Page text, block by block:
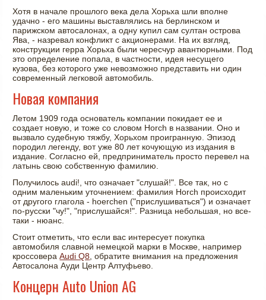
Хотя в начале прошлого века дела Хорьха шли вполне
удачно - его машины выставлялись на берлинском и
парижском автосалонах, а одну купил сам султан острова
Ява, - назревал конфликт с акционерами. На их взгляд,
конструкции герра Хорьха были чересчур авантюрными. Под
это определение попала, в частности, идея несущего
кузова, без которого уже невозможно представить ни один
современный легковой автомобиль.
Новая компания
Летом 1909 года основатель компании покидает ее и
создает новую, и тоже со словом Horch в названии. Оно и
вызвало судебную тяжбу, Хорьхом проигранную. Эпизод
породил легенду, вот уже 80 лет кочующую из издания в
издание. Согласно ей, предприниматель просто перевел на
латынь свою собственную фамилию.
Получилось audi!, что означает "слушай!". Все так, но с
одним маленьким уточнением: фамилия Horch происходит
от другого глагола - hoerchen ("прислушиваться") и означает
по-русски "чу!", "прислушайся!". Разница небольшая, но все-
таки - нюанс.
Стоит отметить, что если вас интересует покупка
автомобиля славной немецкой марки в Москве, например
кроссовераAudi Q8 , обратите внимания на предложения
Автосалона Ауди Центр Алтуфьево.
Концерн Auto Union AG